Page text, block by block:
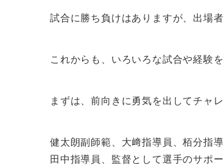
試合に勝ち負けはありますが、出場
これからも、いろいろな試合や経験
まずは、前向きに勇気を出してチャ
健太朗副師範、大﨑指導員、栢分指
田中指導員、監督として選手のサポ